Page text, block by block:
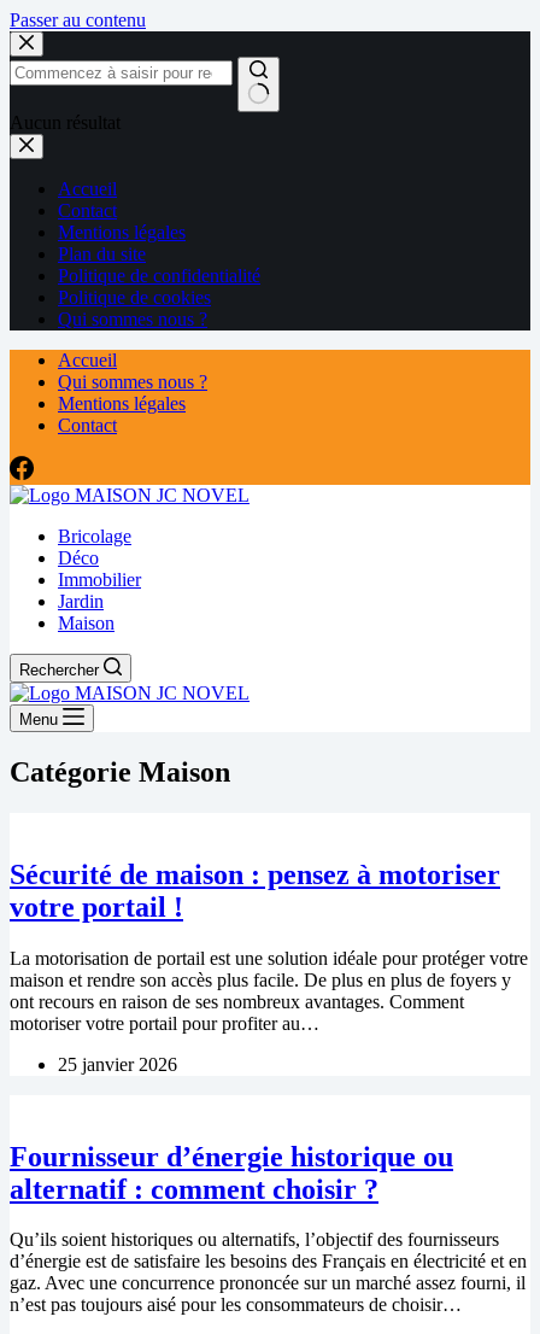
Passer au contenu
Aucun résultat
Accueil
Contact
Mentions légales
Plan du site
Politique de confidentialité
Politique de cookies
Qui sommes nous ?
Accueil
Qui sommes nous ?
Mentions légales
Contact
Bricolage
Déco
Immobilier
Jardin
Maison
Rechercher
Menu
Catégorie Maison
Sécurité de maison : pensez à motoriser
votre portail !
La motorisation de portail est une solution idéale pour protéger votre
maison et rendre son accès plus facile. De plus en plus de foyers y
ont recours en raison de ses nombreux avantages. Comment
motoriser votre portail pour profiter au…
25 janvier 2026
Fournisseur d’énergie historique ou
alternatif : comment choisir ?
Qu’ils soient historiques ou alternatifs, l’objectif des fournisseurs
d’énergie est de satisfaire les besoins des Français en électricité et en
gaz. Avec une concurrence prononcée sur un marché assez fourni, il
n’est pas toujours aisé pour les consommateurs de choisir…